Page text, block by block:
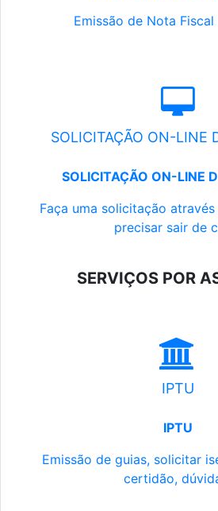
Emissão de Nota
SOLICITAÇÃO ON-LINE
SOLICITAÇÃO ON-LINE
Faça uma solicitação
precisar sair de
SERVIÇOS POR
IPTU
IPTU
Emissão de guias, solicitar
certidão,